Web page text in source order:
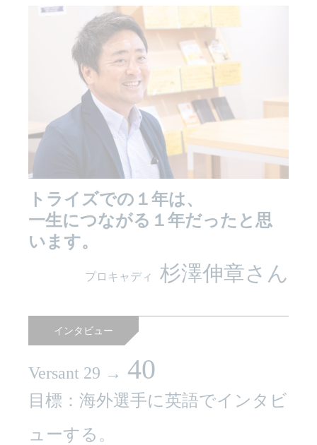
トライズでの１年は、
一生につながる１年だったと思
います。
プロキャディ 杉澤伸章さん
インタビュー
Versant 29 → 40
目標：海外選手に英語でインタビ
ューする。